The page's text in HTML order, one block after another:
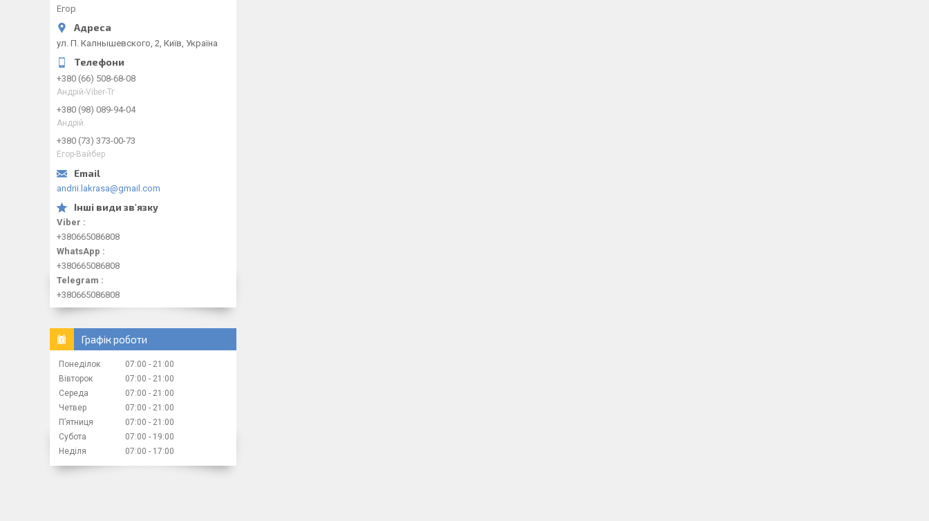
Егор
ул. П. Калнышевского, 2, Київ, Україна
+380 (66) 508-68-08
Андрій-Viber-Тг
+380 (98) 089-94-04
Андрій
+380 (73) 373-00-73
Егор-Вайбер
andrii.lakrasa@gmail.com
Viber
+380665086808
WhatsApp
+380665086808
Telegram
+380665086808
Графік роботи
Понеділок 07:00
21:00
Вівторок
07:00
21:00
Середа
07:00
21:00
Четвер
07:00
21:00
Пʼятниця
07:00
21:00
Субота
07:00
19:00
Неділя
07:00 17:00